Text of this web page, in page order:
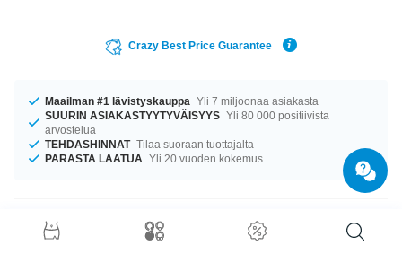
Crazy Best Price Guarantee
Maailman #1 lävistyskauppa Yli 7 miljoonaa asiakasta
SUURIN ASIAKASTYYTYVÄISYYS Yli 80 000 positiivista
arvostelua
TEHDASHINNAT Tilaa suoraan tuottajalta
PARASTA LAATUA Yli 20 vuoden kokemus